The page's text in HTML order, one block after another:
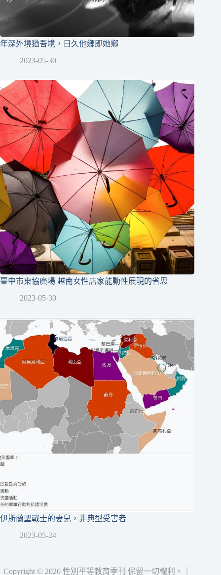
年深外境猶吾境，日久他鄉即她鄉
2023-05-30
臺中市東協廣場 越南女性店家能動性展現的省思
2023-05-30
伊斯蘭聖戰士的妻兒，非典型受害者
2023-05-24
Copyright © 2026 性別平等教育季刊 保留一切權利。｜